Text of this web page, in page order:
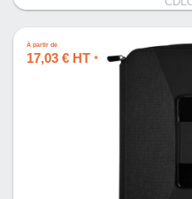
À partir de
17,03 € HT *